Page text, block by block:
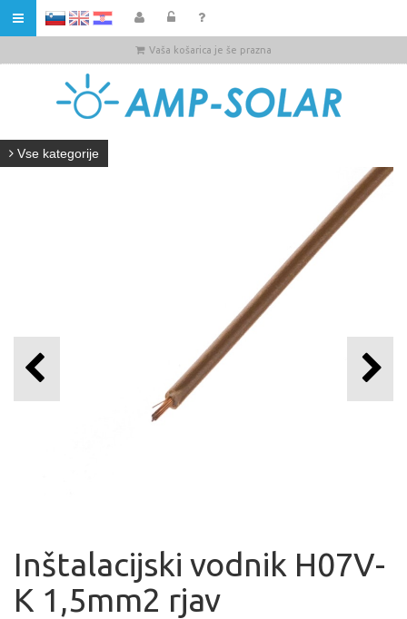
HR
Vaša košarica je še prazna
Vse kategorije
Inštalacijski vodnik H07V-
K 1,5mm2 rjav